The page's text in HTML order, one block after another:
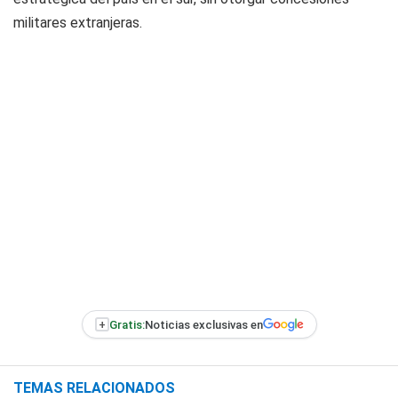
militares extranjeras.
+ Gratis:Noticias exclusivas en
TEMAS RELACIONADOS